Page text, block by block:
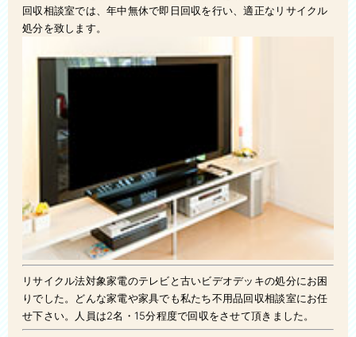
回収相談室では、年中無休で即日回収を行い、適正なリサイクル
処分を致します。
リサイクル法対象家電のテレビと古いビデオデッキの処分にお困
りでした。どんな家電や家具でも私たち不用品回収相談室にお任
せ下さい。人員は2名・15分程度で回収をさせて頂きました。